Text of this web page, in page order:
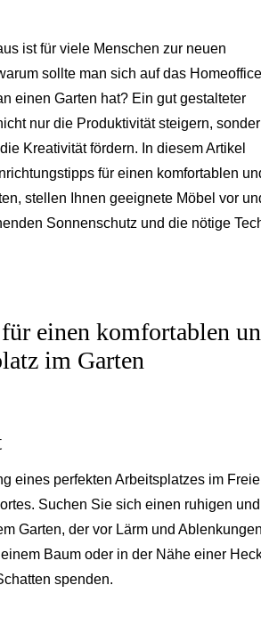
ist für viele Menschen zur neuen
sollte man sich auf das
einen Garten hat? Ein gut gestalteter
nur die Produktivität steigern,
Kreativität fördern. In diesem Artikel
für einen komfortablen
stellen Ihnen geeignete Möbel vor
Sonnenschutz und die nötige
einen komfortablen
im Garten
eines perfekten Arbeitsplatzes im
Suchen Sie sich einen ruhigen und
Garten, der vor Lärm und Ablenkungen
Baum oder in der Nähe einer
spenden.